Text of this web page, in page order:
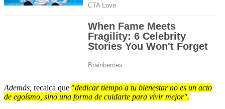
Además, recalca que "dedicar tiempo a tu bienestar no es un acto
de egoísmo, sino una forma de cuidarte para vivir mejor".